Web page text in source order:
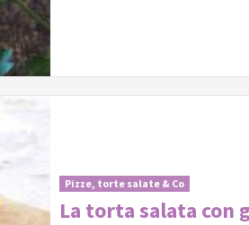
Pizze, torte salate & Co
La torta salata con